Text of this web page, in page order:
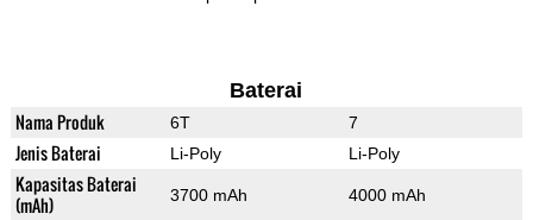
Baterai
Nama Produk 6T 7
Jenis Baterai Li-Poly Li-Poly
Kapasitas Baterai
(mAh)
3700 mAh 4000 mAh